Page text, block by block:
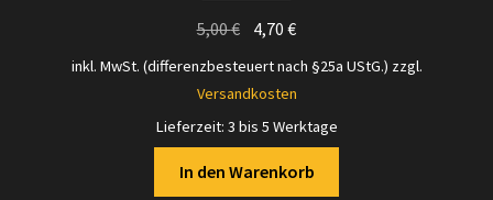
5,00€ Ursprünglicher
war:
4,70€Aktueller
Preis
inkl. MwSt. (differenzbesteuert nach §25a UStG.) zzgl.
Versandkosten
Lieferzeit: 3 bis 5 Werktage
In den Warenkorb